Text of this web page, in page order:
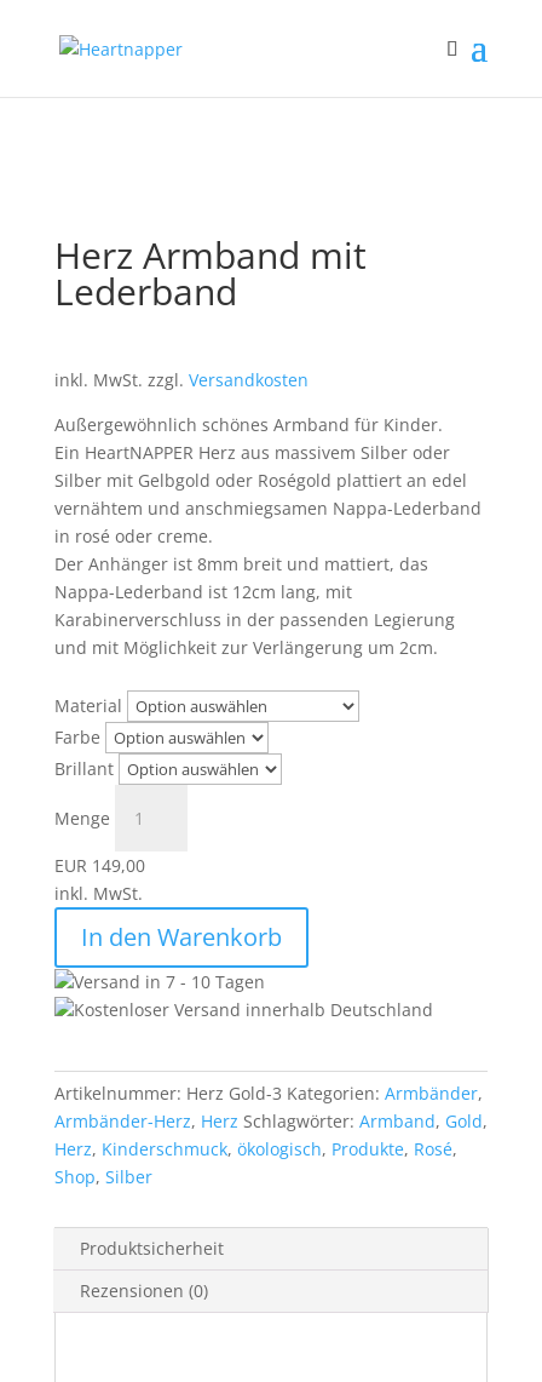
Herz Armband mit
Lederband
inkl. MwSt. zzgl. Versandkosten
Außergewöhnlich schönes Armband für Kinder.
Ein HeartNAPPER Herz aus massivem Silber oder
Silber mit Gelbgold oder Roségold plattiert an edel
vernähtem und anschmiegsamen Nappa-Lederband
in rosé oder creme.
Der Anhänger ist 8mm breit und mattiert, das
Nappa-Lederband ist 12cm lang, mit
Karabinerverschluss in der passenden Legierung
und mit Möglichkeit zur Verlängerung um 2cm.
Material
Farbe
Brillant
Menge
EUR 149,00
inkl. MwSt.
In den Warenkorb
Versand in 7 - 10 Tagen
Kostenloser Versand innerhalb Deutschland
Artikelnummer: Herz Gold-3 Kategorien: Armbänder,
Armbänder-Herz, Herz Schlagwörter: Armband, Gold,
Herz, Kinderschmuck, ökologisch, Produkte, Rosé,
Shop, Silber
Produktsicherheit
Rezensionen (0)